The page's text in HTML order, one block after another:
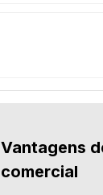
Vantagens
comercial